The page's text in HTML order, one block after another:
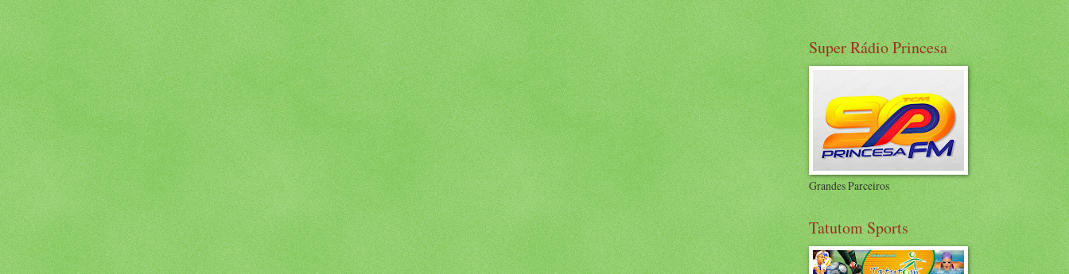
Super Rádio Princesa
Grandes Parceiros
Tatutom Sports